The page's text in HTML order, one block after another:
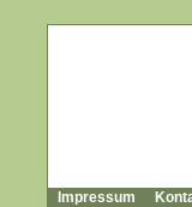
Impressum